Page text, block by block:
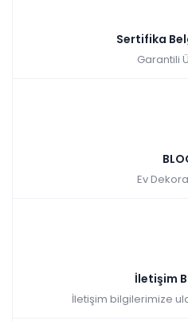
Sertifika
Garantili
Ev
İletişim
İletişim bilgilerimize